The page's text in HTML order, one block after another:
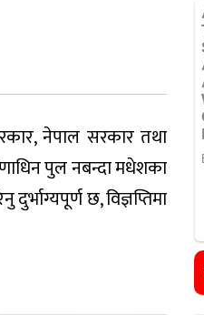
नेपाल सरकार तथा
पुल नबन्दा मधेशका
छ, विज्ञप्तिमा